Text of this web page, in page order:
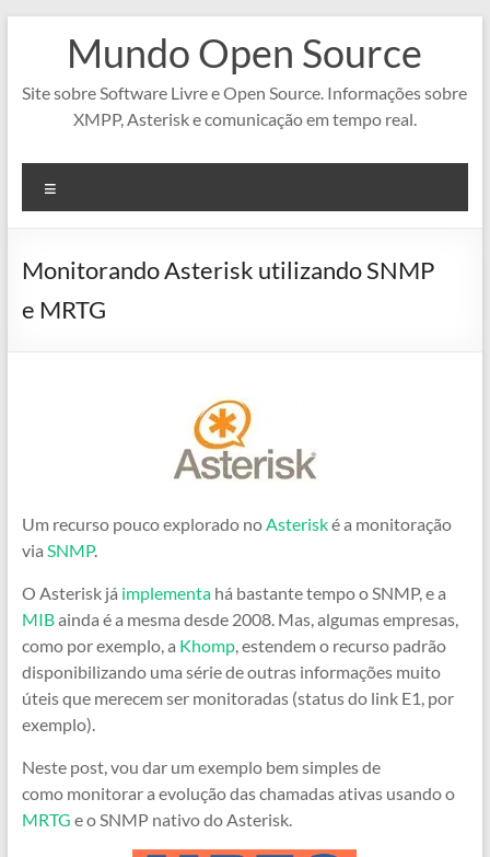
conteúdo
Mundo Open Source
Site sobre Software Livre e Open Source. Informações sobre
XMPP, Asterisk e comunicação em tempo real.
Monitorando Asterisk utilizando SNMP
e MRTG
Um recurso pouco explorado noAsteriské a monitoração
via SNMP.
O Asterisk já implementahá bastante tempo o SNMP, e a
MIBainda é a mesma desde 2008. Mas, algumas empresas,
como por exemplo, a Khomp, estendem o recurso padrão
disponibilizando uma série de outras informações muito
úteis que merecem ser monitoradas (status do link E1, por
exemplo).
Neste post, vou dar um exemplo bem simples de
como monitorar a evolução das chamadas ativas usando o
MRTG e o SNMP nativo do Asterisk.